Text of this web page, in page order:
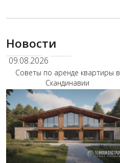
Новости
09.08.2026
Советы по аренде квартиры в
Скандинавии